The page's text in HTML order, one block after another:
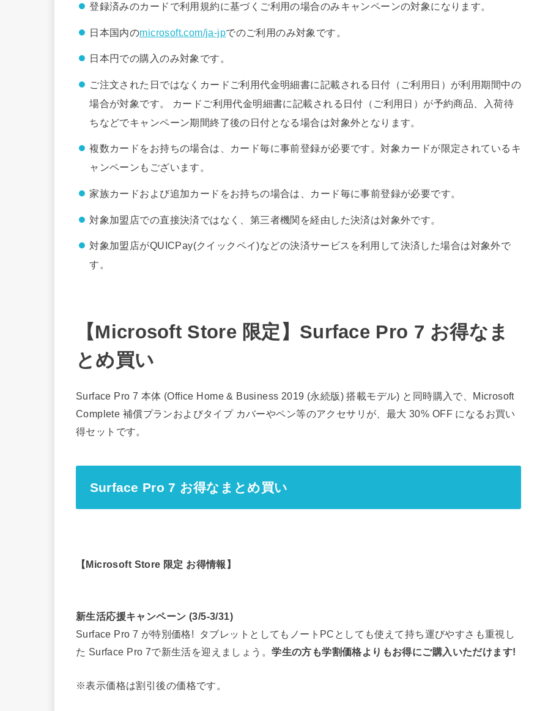
登録済みのカードで利用規約に基づくご利用の場合のみキャンペーンの対象になります。
日本国内のmicrosoft.com/ja-jpでのご利用のみ対象です。
日本円での購入のみ対象です。
ご注文された日ではなくカードご利用代金明細書に記載される日付（ご利用日）が利用期間中の
場合が対象です。 カードご利用代金明細書に記載される日付（ご利用日）が予約商品、入荷待
ちなどでキャンペーン期間終了後の日付となる場合は対象外となります。
複数カードをお持ちの場合は、カード毎に事前登録が必要です。対象カードが限定されているキ
ャンペーンもございます。
家族カードおよび追加カードをお持ちの場合は、カード毎に事前登録が必要です。
対象加盟店での直接決済ではなく、第三者機関を経由した決済は対象外です。
対象加盟店がQUICPay(クイックペイ)などの決済サービスを利用して決済した場合は対象外で
す。
【Microsoft Store 限定】Surface Pro 7 お得なま
とめ買い
Surface Pro 7 本体 (Office Home & Business 2019 (永続版) 搭載モデル) と同時購入で、Microsoft
Complete 補償プランおよびタイプ カバーやペン等のアクセサリが、最大 30% OFF になるお買い
得セットです。
Surface Pro 7 お得なまとめ買い
【Microsoft Store 限定 お得情報】
新生活応援キャンペーン (3/5-3/31)
Surface Pro 7 が特別価格! タブレットとしてもノートPCとしても使えて持ち運びやすさも重視し
た Surface Pro 7で新生活を迎えましょう。学生の方も学割価格よりもお得にご購入いただけます!
※表示価格は割引後の価格です。